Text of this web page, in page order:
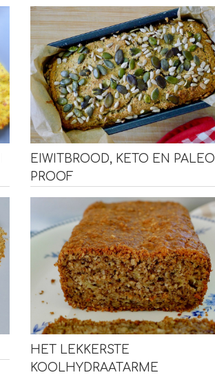
EIWITBROOD, KETO EN PALEO
PROOF
HET LEKKERSTE
KOOLHYDRAATARME